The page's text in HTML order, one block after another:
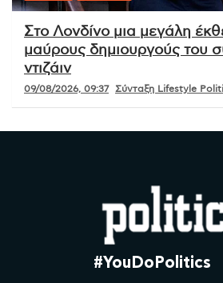
Στο Λονδίνο μια μεγάλη
μαύρους δημιουργούς του
ντιζάιν
09/08/2026, 09:37 Σύνταξη Lifestyle
#YouDoPolitics